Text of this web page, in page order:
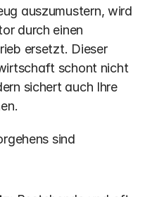
auszumustern, wird
durch einen
ersetzt. Dieser
schont nicht
sichert auch Ihre
sind